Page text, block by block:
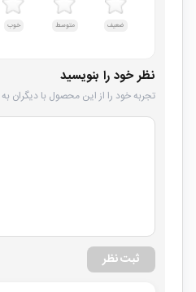
ضعیف متوسط خوب
نظر خود را بنویسید
تجربه خود را از این محصول با دیگران
ثبت نظر